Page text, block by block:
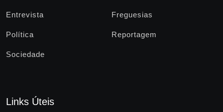
Entrevista Freguesias
Política Reportagem
Sociedade
Links Úteis